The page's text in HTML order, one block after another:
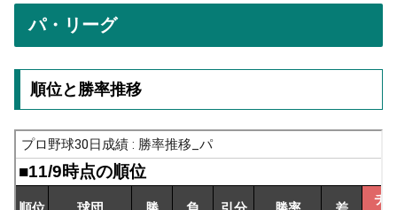
パ・リーグ
順位と勝率推移